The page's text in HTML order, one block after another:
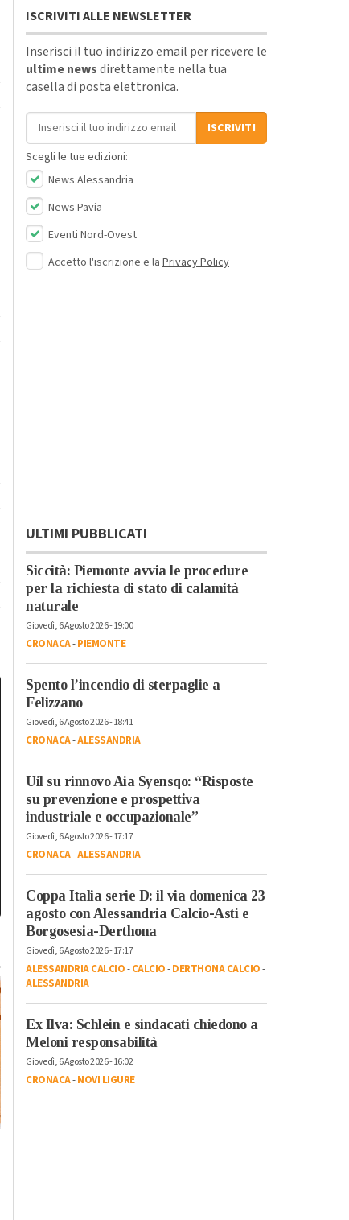
ISCRIVITI ALLE NEWSLETTER
Inserisci il tuo indirizzo email per ricevere le
ultime newsdirettamente nella tua
casella di posta elettronica.
Indirizzo email
ISCRIVITI
Scegli le tue edizioni:
News Alessandria
News Pavia
Eventi Nord-Ovest
Accetto l'iscrizione e la Privacy Policy
ULTIMI PUBBLICATI
Siccità: Piemonte avvia le procedure
per la richiesta di stato di calamità
naturale
Giovedì, 6 Agosto 2026 - 19:00
CRONACA-PIEMONTE
Spento l’incendio di sterpaglie a
Felizzano
Giovedì, 6 Agosto 2026 - 18:41
CRONACA-ALESSANDRIA
Uil su rinnovo Aia Syensqo: “Risposte
su prevenzione e prospettiva
industriale e occupazionale”
Giovedì, 6 Agosto 2026 - 17:17
CRONACA-ALESSANDRIA
Coppa Italia serie D: il via domenica 23
agosto con Alessandria Calcio-Asti e
Borgosesia-Derthona
Giovedì, 6 Agosto 2026 - 17:17
ALESSANDRIA CALCIO-CALCIO-DERTHONA CALCIO-
ALESSANDRIA
Ex Ilva: Schlein e sindacati chiedono a
Meloni responsabilità
Giovedì, 6 Agosto 2026 - 16:02
CRONACA-NOVI LIGURE